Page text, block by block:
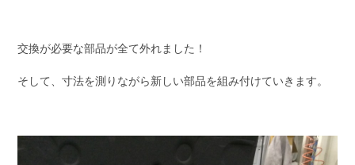
交換が必要な部品が全て外れました！
そして、寸法を測りながら新しい部品を組み付けていきます。